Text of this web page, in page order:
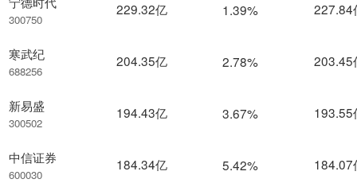
300750
寒武纪
688256
新易盛
300502
中信证券
600030
229.32亿 1.39% 227.84
204.35亿 2.78% 203.45
194.43亿 3.67% 193.55
184.34亿 5.42% 184.07